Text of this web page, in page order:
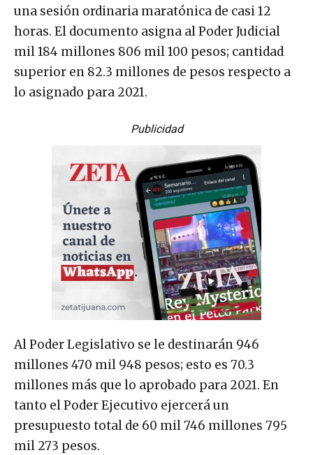
una sesión ordinaria maratónica de casi 12
horas. El documento asigna al Poder Judicial
mil 184 millones 806 mil 100 pesos; cantidad
superior en 82.3 millones de pesos respecto a
lo asignado para 2021.
Publicidad
Al Poder Legislativo se le destinarán 946
millones 470 mil 948 pesos; esto es 70.3
millones más que lo aprobado para 2021. En
tanto el Poder Ejecutivo ejercerá un
presupuesto total de 60 mil 746 millones 795
mil 273 pesos.